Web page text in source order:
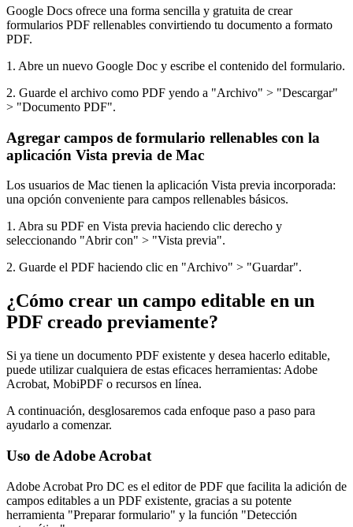
Google Docs ofrece una forma sencilla y gratuita de crear
formularios PDF rellenables convirtiendo tu documento a formato
PDF.
1. Abre un nuevo Google Doc y escribe el contenido del formulario.
2. Guarde el archivo como PDF yendo a "Archivo" > "Descargar"
> "Documento PDF".
Agregar campos de formulario rellenables con la
aplicación Vista previa de Mac
Los usuarios de Mac tienen la aplicación Vista previa incorporada:
una opción conveniente para campos rellenables básicos.
1. Abra su PDF en Vista previa haciendo clic derecho y
seleccionando "Abrir con" > "Vista previa".
2. Guarde el PDF haciendo clic en "Archivo" > "Guardar".
¿Cómo crear un campo editable en un
PDF creado previamente?
Si ya tiene un documento PDF existente y desea hacerlo editable,
puede utilizar cualquiera de estas eficaces herramientas: Adobe
Acrobat, MobiPDF o recursos en línea.
A continuación, desglosaremos cada enfoque paso a paso para
ayudarlo a comenzar.
Uso de Adobe Acrobat
Adobe Acrobat Pro DC es el editor de PDF que facilita la adición de
campos editables a un PDF existente, gracias a su potente
herramienta "Preparar formulario" y la función "Detección